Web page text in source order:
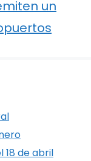
un
18 de abril